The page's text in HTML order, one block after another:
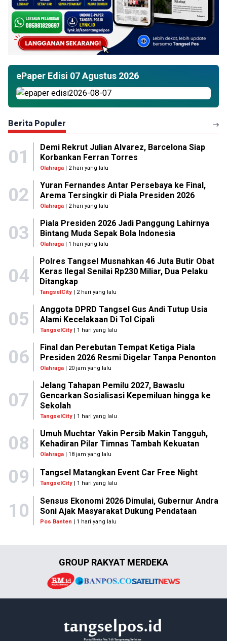
ePaper Edisi 07 Agustus 2026
Berita Populer
01
Demi Rekrut Julian Alvarez, Barcelona Siap
Korbankan Ferran Torres
Olahraga| 2 hari yang lalu
02
Yuran Fernandes Antar Persebaya ke Final,
Arema Tersingkir di Piala Presiden 2026
Olahraga| 2 hari yang lalu
03
Piala Presiden 2026 Jadi Panggung Lahirnya
Bintang Muda Sepak Bola Indonesia
Olahraga| 1 hari yang lalu
04
Polres Tangsel Musnahkan 46 Juta Butir Obat
Keras Ilegal Senilai Rp230 Miliar, Dua Pelaku
Ditangkap
TangselCity | 2 hari yang lalu
05
Anggota DPRD Tangsel Gus Andi Tutup Usia
Alami Kecelakaan Di Tol Cipali
TangselCity| 1 hari yang lalu
06
Final dan Perebutan Tempat Ketiga Piala
Presiden 2026 Resmi Digelar Tanpa Penonton
Olahraga| 20 jam yang lalu
07
Jelang Tahapan Pemilu 2027, Bawaslu
Gencarkan Sosialisasi Kepemiluan hingga ke
Sekolah
TangselCity| 1 hari yang lalu
08
Umuh Muchtar Yakin Persib Makin Tangguh,
Kehadiran Pilar Timnas Tambah Kekuatan
Olahraga| 18 jam yang lalu
09 Tangsel Matangkan Event Car Free Night
TangselCity | 1 hari yang lalu
10
Sensus Ekonomi 2026 Dimulai, Gubernur Andra
Soni Ajak Masyarakat Dukung Pendataan
Pos Banten | 1 hari yang lalu
GROUP RAKYAT MERDEKA